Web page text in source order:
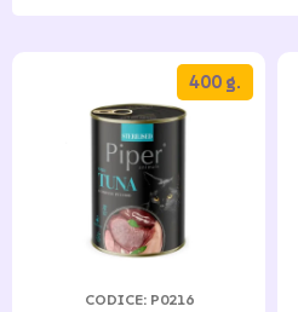
CODICE: P0216
400 g.